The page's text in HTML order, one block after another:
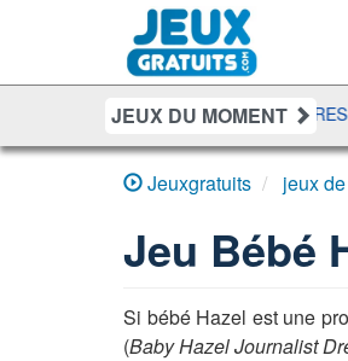
JEUX DU MOMENT
RÉCRÉ À LETTRES
Jeuxgratuits jeux
Jeu Bébé
Si bébé Hazel est une
(Baby Hazel Journalist